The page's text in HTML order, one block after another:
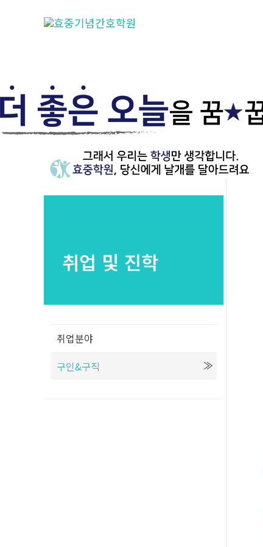
너
뛰
기
취업 및 진학
취업분야
구인&구직